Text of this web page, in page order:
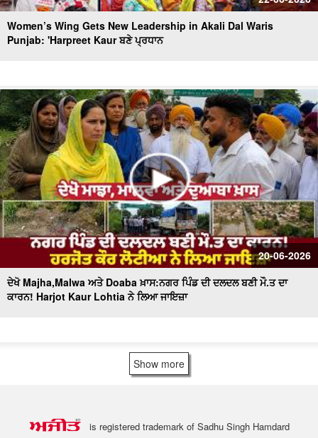
Women’s Wing Gets New Leadership in Akali Dal Waris
Punjab: 'Harpreet Kaur ਬਣੇ ਪ੍ਰਧਾਨ
20-06-2026
ਦੇਖੋ Majha,Malwa ਅਤੇ Doaba ਖ਼ਾਸ:ਨਗਰ ਪਿੰਡ ਦੀ ਦਲਦਲ ਬਣੀ ਮੌ.ਤ ਦਾ
ਕਾਰਨ! Harjot Kaur Lohtia ਨੇ ਲਿਆ ਜਾਇਜ਼ਾ
Show more
is registered trademark of Sadhu Singh Hamdard